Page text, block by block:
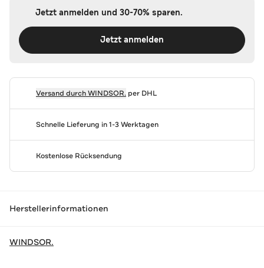
Jetzt anmelden und 30-70% sparen.
Jetzt anmelden
Versand durchWINDSOR.per DHL
Schnelle Lieferung in 1-3 Werktagen
Kostenlose Rücksendung
Herstellerinformationen
WINDSOR.